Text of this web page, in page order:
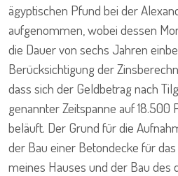
ägyptischen Pfund bei der
aufgenommen, wobei dessen
die Dauer von sechs Jahren
Berücksichtigung der
dass sich der Geldbetrag nach
genannter Zeitspanne auf
beläuft. Der Grund für die
der Bau einer Betondecke für
meines Hauses und der Bau des